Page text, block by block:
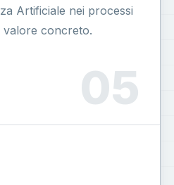
Artificiale nei processi
valore concreto.